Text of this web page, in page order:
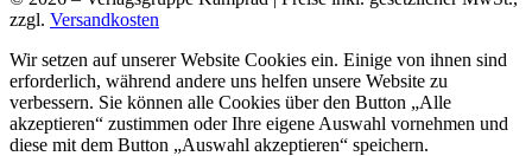
zzgl. Versandkosten
Wir setzen auf unserer Website Cookies ein. Einige von ihnen sind
erforderlich, während andere uns helfen unsere Website zu
verbessern. Sie können alle Cookies über den Button „Alle
akzeptieren“ zustimmen oder Ihre eigene Auswahl vornehmen und
diese mit dem Button „Auswahl akzeptieren“ speichern.